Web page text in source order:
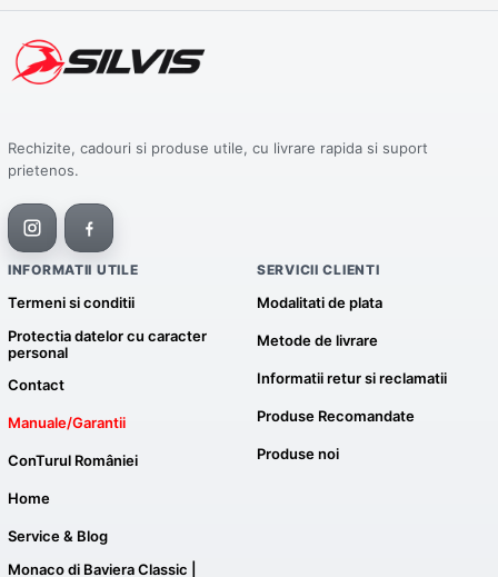
Rechizite, cadouri si produse utile, cu livrare rapida si suport
prietenos.
INFORMATII UTILE
Termeni si conditii
Protectia datelor cu caracter
personal
Contact
Manuale/Garantii
ConTurul României
Home
Service & Blog
Monaco di Baviera Classic |
SERVICII CLIENTI
Modalitati de plata
Metode de livrare
Informatii retur si reclamatii
Produse Recomandate
Produse noi